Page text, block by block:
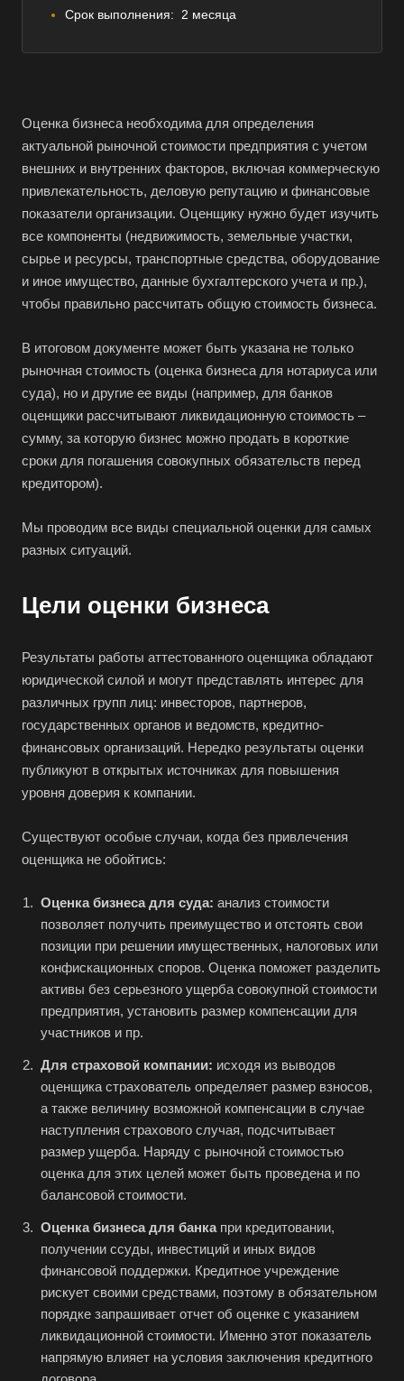
Срок выполнения:
2 месяца
Оценка бизнеса необходима для определения
актуальной рыночной стоимости предприятия с учетом
внешних и внутренних факторов, включая коммерческую
привлекательность, деловую репутацию и финансовые
показатели организации. Оценщику нужно будет изучить
все компоненты (недвижимость, земельные участки,
сырье и ресурсы, транспортные средства, оборудование
и иное имущество, данные бухгалтерского учета и пр.),
чтобы правильно рассчитать общую стоимость бизнеса.
В итоговом документе может быть указана не только
рыночная стоимость (оценка бизнеса для нотариуса или
суда), но и другие ее виды (например, для банков
оценщики рассчитывают ликвидационную стоимость –
сумму, за которую бизнес можно продать в короткие
сроки для погашения совокупных обязательств перед
кредитором).
Мы проводим все виды специальной оценки для самых
разных ситуаций.
Цели оценки бизнеса
Результаты работы аттестованного оценщика обладают
юридической силой и могут представлять интерес для
различных групп лиц: инвесторов, партнеров,
государственных органов и ведомств, кредитно-
финансовых организаций. Нередко результаты оценки
публикуют в открытых источниках для повышения
уровня доверия к компании.
Существуют особые случаи, когда без привлечения
оценщика не обойтись:
Оценка бизнеса для суда: анализ стоимости
позволяет получить преимущество и отстоять свои
позиции при решении имущественных, налоговых или
конфискационных споров. Оценка поможет разделить
активы без серьезного ущерба совокупной стоимости
предприятия, установить размер компенсации для
участников и пр.
Для страховой компании: исходя из выводов
оценщика страхователь определяет размер взносов,
а также величину возможной компенсации в случае
наступления страхового случая, подсчитывает
размер ущерба. Наряду с рыночной стоимостью
оценка для этих целей может быть проведена и по
балансовой стоимости.
Оценка бизнеса для банкапри кредитовании,
получении ссуды, инвестиций и иных видов
финансовой поддержки. Кредитное учреждение
рискует своими средствами, поэтому в обязательном
порядке запрашивает отчет об оценке с указанием
ликвидационной стоимости. Именно этот показатель
напрямую влияет на условия заключения кредитного
Выберите ваш город
Например:Дубна
Абакан
Абдулино
Абинск
Аксай
Алушта
Анапа
Анжеро-Судженск
Апатиты
Апрелевка
Арамиль
Арзамас
Асбест
Астрахань
Ачинск
Аша
Баймак
Балашиха
Балашов
Барнаул
Батайск
Бахчисарай
Белая Калитва
Белгород
Белебей
Белово